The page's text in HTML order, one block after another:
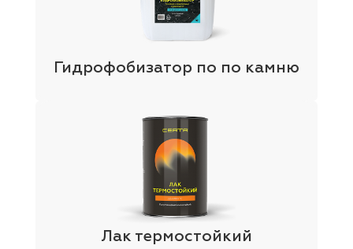
Гидрофобизатор по по камню
Лак термостойкий